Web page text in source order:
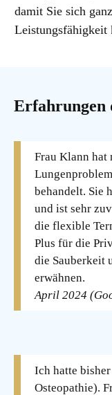
damit Sie sich
Leistungsfähigkeit
Erfahrungen
Frau Klann hat
behandelt. Sie
und ist sehr
die flexible
Plus für die
die Sauberkeit
erwähnen.
April 2024
Ich hatte
Osteopathie).